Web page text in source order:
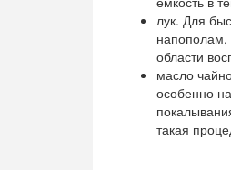
лук. Для
напополам,
области
масло
особенно
такая